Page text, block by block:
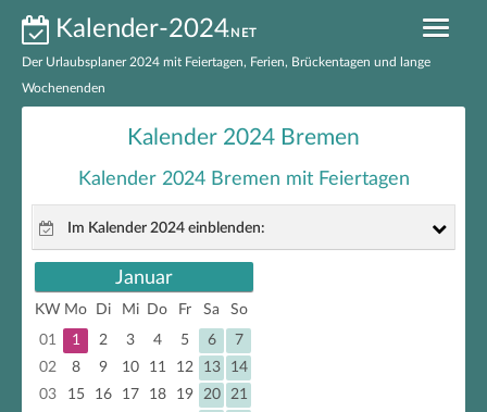
Kalender-2024.NET
Der Urlaubsplaner 2024 mit Feiertagen, Ferien, Brückentagen und lange
Wochenenden
Ferien 2024 nach Bundesländern
Feiertage 2024 Deutschland
Brückentage 2024
Kalender 2024 zum Ausdrucken
EXCEL-Kalender 2024
Kalender 2024 Bremen
Kalender 2024 Bremen mit Feiertagen
Im Kalender 2024 einblenden:
gesetzliche Feiertage
nicht gesetzliche Feiertage
Brückentage
lange Wochenenden
Januar
KW Mo Di Mi Do Fr Sa
So
01
1 2 3 4 5 6
7
02
8 9 10 11 12 13
14
03
15 16 17 18 19 20
21